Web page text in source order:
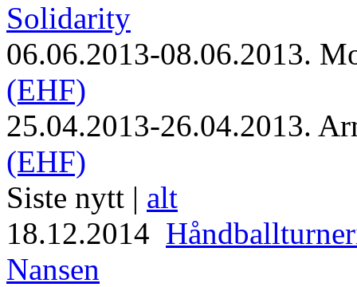
Solidarity
06.06.2013-08.06.2013.
(EHF)
25.04.2013-26.04.2013.
(EHF)
Siste nytt | alt
18.12.2014
Nansen